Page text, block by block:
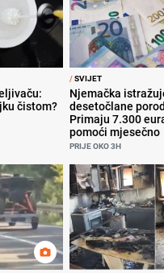
čistom?
/SVIJET
Njemačka
desetočlane
Primaju 7.300
pomoći mjesečno
PRIJE OKO 3H